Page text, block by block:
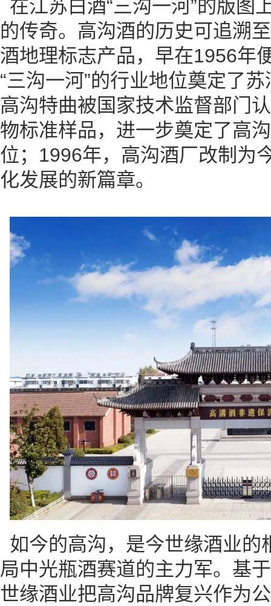
在江苏白酒“三沟一河”的版图
的传奇。高沟酒的历史可追溯
酒地理标志产品，早在1956年
“三沟一河”的行业地位奠定了
高沟特曲被国家技术监督部门
物标准样品，进一步奠定了高
位；1996年，高沟酒厂改制为
化发展的新篇章。
如今的高沟，是今世缘酒业的
局中光瓶酒赛道的主力军。基
世缘酒业把高沟品牌复兴作为